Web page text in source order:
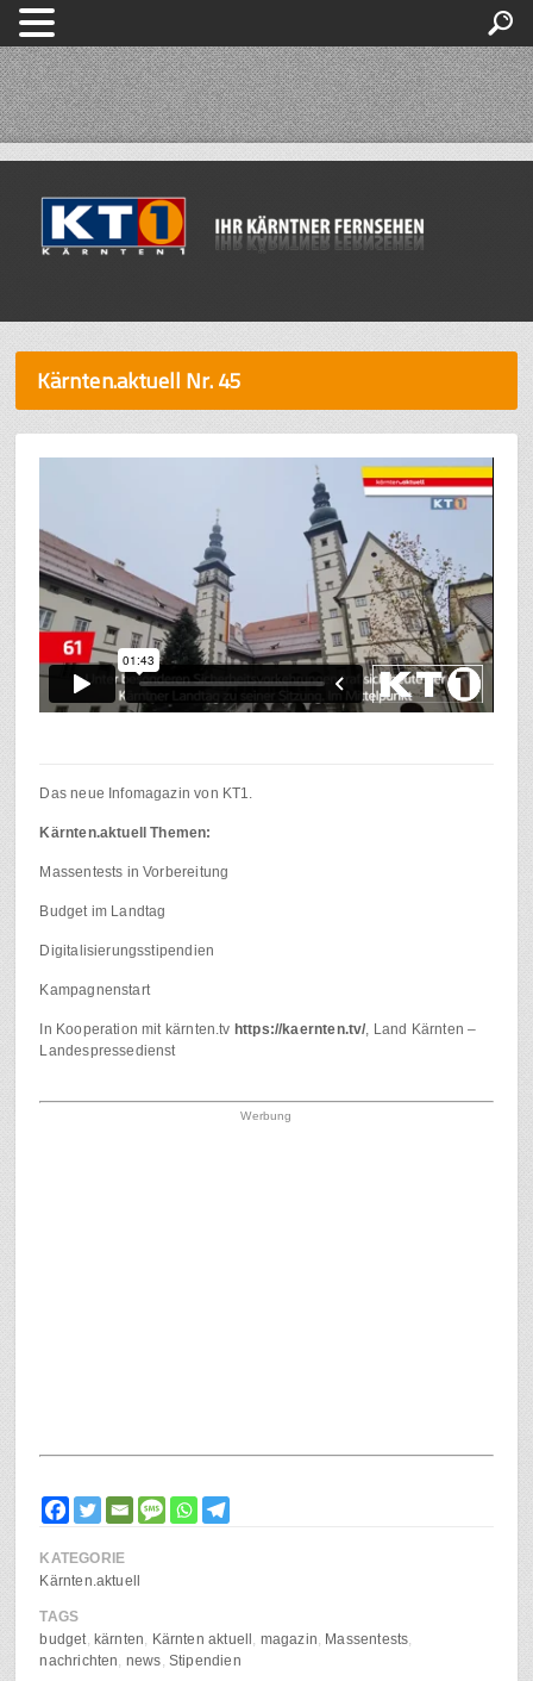
Kärnten.aktuell Nr. 45
Das neue Infomagazin von KT1.
Kärnten.aktuell Themen:
Massentests in Vorbereitung
Budget im Landtag
Digitalisierungsstipendien
Kampagnenstart
In Kooperation mit kärnten.tv https://kaernten.tv/, Land Kärnten –
Landespressedienst
Werbung
KATEGORIE
Kärnten.aktuell
TAGS
budget
kärnten Kärnten aktuell magazin
Massentests
nachrichten news Stipendien